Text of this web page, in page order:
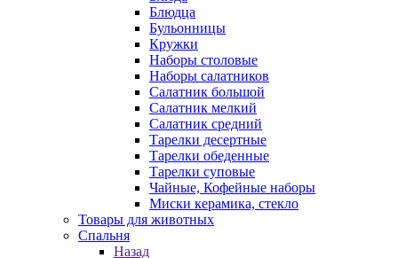
Блюдца
Бульонницы
Кружки
Наборы столовые
Наборы салатников
Салатник большой
Салатник мелкий
Салатник средний
Тарелки десертные
Тарелки обеденные
Тарелки суповые
Чайные, Кофейные наборы
Миски керамика, стекло
Товары для животных
Спальня
Назад